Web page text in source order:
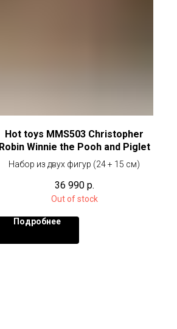
Hot toys MMS503 Christopher
Robin Winnie the Pooh and Piglet
Набор из двух фигур (24 + 15 см)
36 990 р.
Out of stock
Подробнее